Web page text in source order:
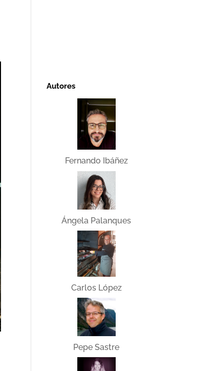
Autores
Fernando Ibáñez
Ángela Palanques
Carlos López
Pepe Sastre